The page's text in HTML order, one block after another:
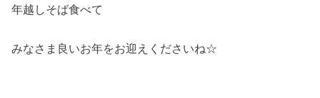
年越しそば食べて
みなさま良いお年をお迎えくださいね☆